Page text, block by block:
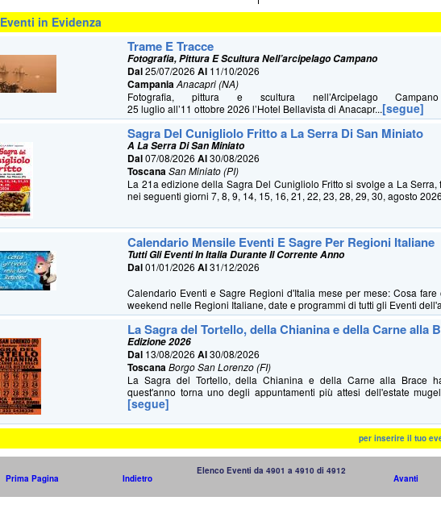
Eventi in Evidenza
Trame E Tracce
Fotografia, Pittura E Scultura Nell’arcipelago Campano
Dal25/07/2026Al 11/10/2026
CampaniaAnacapri (NA)
Fotografia, pittura e scultura nell’Arcipelago
25 luglio all’11 ottobre 2026 l’Hotel Bellavista di Anacapr...[segue]
Sagra Del Cunigliolo Fritto a La Serra Di San Miniato
A La Serra Di San Miniato
Dal07/08/2026Al30/08/2026
ToscanaSan Miniato (PI)
La 21a edizione della Sagra Del Cunigliolo Fritto si svolge a La Serra,
nei seguenti giorni 7, 8, 9, 14, 15, 16, 21, 22, 23, 28, 29, 30, agosto
Calendario Mensile Eventi E Sagre Per Regioni Italiane
Tutti Gli Eventi In Italia Durante Il Corrente Anno
Dal01/01/2026Al31/12/2026
Calendario Eventi e Sagre Regioni d'Italia mese per mese: Cosa
weekend nelle Regioni Italiane, date e programmi di tutti gli Eventi
La Sagra del Tortello, della Chianina e della Carne alla
Edizione 2026
Dal 13/08/2026Al30/08/2026
ToscanaBorgo San Lorenzo (FI)
La Sagra del Tortello, della Chianina e della Carne alla Brace
quest'anno torna uno degli appuntamenti più attesi dell'estate
[segue]
per inserire il tuo
Prima Pagina Indietro
Elenco Eventi da 4901 a 4910 di 4912
Avanti